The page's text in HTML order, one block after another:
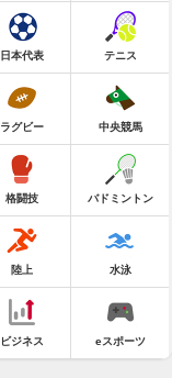
日本代表 テニス
ラグビー 中央競馬
格闘技 バドミントン
陸上 水泳
ビジネス eスポーツ